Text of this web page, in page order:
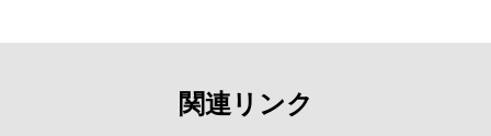
関連リンク